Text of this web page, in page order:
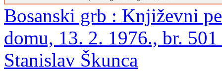
Bosanski grb : Književni
domu, 13. 2. 1976., br.
Stanislav Škunca